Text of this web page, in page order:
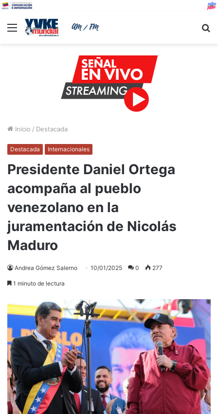
Menu
Inicio / Destacada
Destacada Internacionales
Presidente Daniel Ortega
acompaña al pueblo
venezolano en la
juramentación de Nicolás
Maduro
Andrea Gómez Salerno 10/01/2025 0 277
1 minuto de lectura